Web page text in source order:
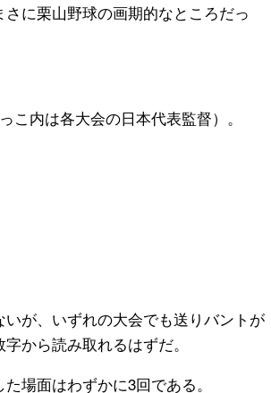
に栗山野球の画期的なところだっ
内は各大会の日本代表監督）。
が、いずれの大会でも送りバントが
から読み取れるはずだ。
場面はわずかに3回である。